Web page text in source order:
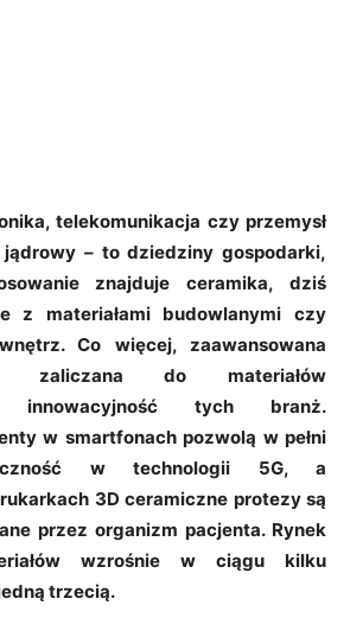
telekomunikacja czy przemysł
– to dziedziny gospodarki,
znajduje ceramika, dziś
z materiałami budowlanymi czy
Co więcej, zaawansowana
zaliczana do materiałów
innowacyjność tych branż.
w smartfonach pozwolą w pełni
w technologii 5G, a
3D ceramiczne protezy są
przez organizm pacjenta. Rynek
wzrośnie w ciągu kilku
trzecią.